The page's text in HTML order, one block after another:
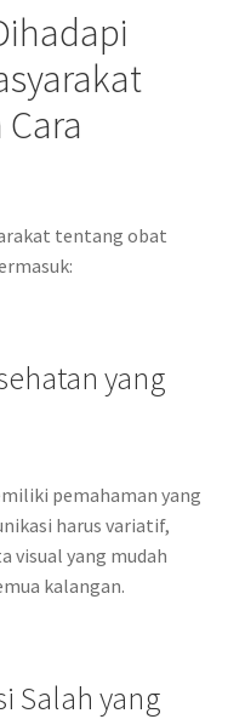
tentang obat
yang
pemahaman yang
harus variatif,
visual yang mudah
kalangan.
Salah yang